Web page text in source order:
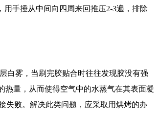
手捶从中间向四周来回推压2-3遍，排除
白雾，当刷完胶贴合时往往发现胶没有强
热量，从而使得空气中的水蒸气在其表面凝
失败。解决此类问题，应采取用烘烤的办